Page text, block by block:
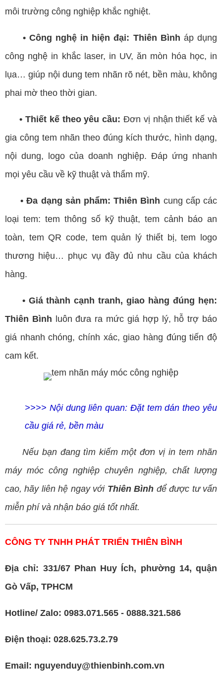
môi trường công nghiệp khắc nghiệt.
• Công nghệ in hiện đại: Thiên Bình áp dụng
công nghệ in khắc laser, in UV, ăn mòn hóa học, in
lụa… giúp nội dung tem nhãn rõ nét, bền màu, không
phai mờ theo thời gian.
• Thiết kế theo yêu cầu: Đơn vị nhận thiết kế và
gia công tem nhãn theo đúng kích thước, hình dạng,
nội dung, logo của doanh nghiệp. Đáp ứng nhanh
mọi yêu cầu về kỹ thuật và thẩm mỹ.
• Đa dạng sản phẩm: Thiên Bình cung cấp các
loại tem: tem thông số kỹ thuật, tem cảnh báo an
toàn, tem QR code, tem quản lý thiết bị, tem logo
thương hiệu… phục vụ đầy đủ nhu cầu của khách
hàng.
• Giá thành cạnh tranh, giao hàng đúng hẹn:
Thiên Bình luôn đưa ra mức giá hợp lý, hỗ trợ báo
giá nhanh chóng, chính xác, giao hàng đúng tiến độ
cam kết.
>>>> Nội dung liên quan: Đặt tem dán theo yêu
cầu giá rẻ, bền màu
Nếu bạn đang tìm kiếm một đơn vị in tem nhãn
máy móc công nghiệp chuyên nghiệp, chất lượng
cao, hãy liên hệ ngay với Thiên Bình để được tư vấn
miễn phí và nhận báo giá tốt nhất.
CÔNG TY TNHH PHÁT TRIỂN THIÊN BÌNH
Địa chỉ: 331/67 Phan Huy Ích, phường 14, quận
Gò Vấp, TPHCM
Hotline/ Zalo: 0983.071.565 - 0888.321.586
Điện thoại: 028.625.73.2.79
Email: nguyenduy@thienbinh.com.vn